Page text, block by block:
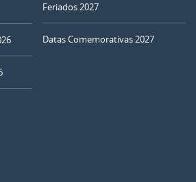
Feriados 2027
Datas Comemorativas 2027